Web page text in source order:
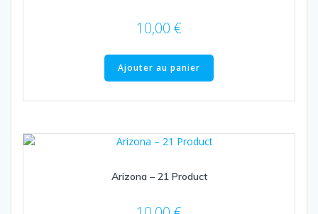
10,00 €
Ajouter au panier
Arizona – 21 Product